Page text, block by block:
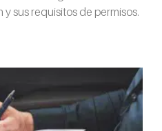
sus requisitos de permisos.